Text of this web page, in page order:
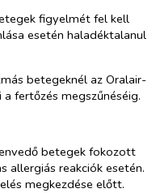
figyelmét fel kell
esetén haladéktalanul
betegeknél az Oralair-
fertőzés megszűnéséig.
betegek fokozott
allergiás reakciók esetén.
megkezdése előtt.